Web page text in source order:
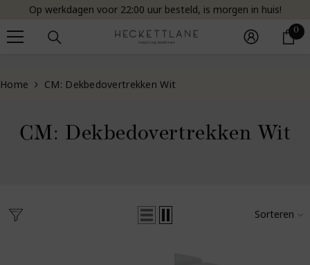
Doorgaan naar artikel
Op werkdagen voor 22:00 uur besteld, is morgen in huis!
00
Home CM: Dekbedovertrekken Wit
CM: Dekbedovertrekken Wit
Sorteren